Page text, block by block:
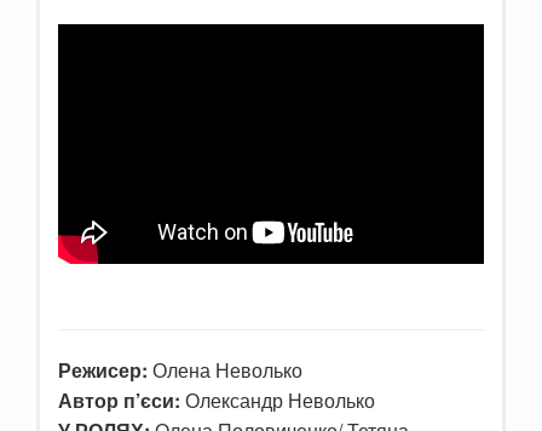
Режисер: Олена Неволько
Автор п’єси: Олександр Неволько